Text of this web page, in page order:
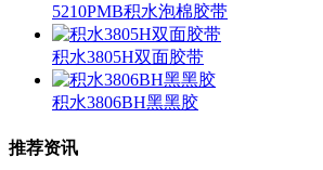
5210PMB积水泡棉胶带
积水3805H双面胶带
积水3806BH黑黑胶
推荐资讯